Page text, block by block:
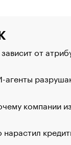
от
агенты
компании